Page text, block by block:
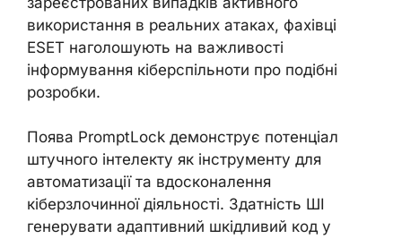
використання в реальних атаках, фахівці
ESET наголошують на важливості
інформування кіберспільноти про подібні
розробки.
Поява PromptLock демонструє потенціал
штучного інтелекту як інструменту для
автоматизації та вдосконалення
кіберзлочинної діяльності. Здатність ШІ
генерувати адаптивний шкідливий код у